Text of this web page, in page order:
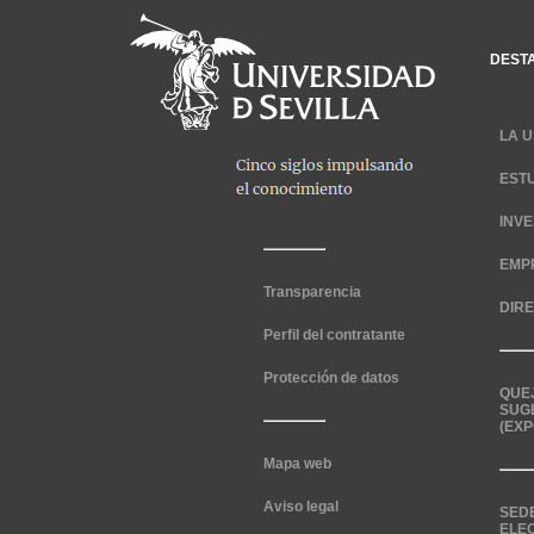
Transparencia
Perfil del contratante
Protección de datos
Mapa web
Aviso legal
LA